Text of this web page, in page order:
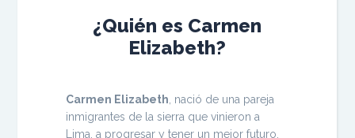
¿Quién es Carmen
Elizabeth?
Carmen Elizabeth , nació de una pareja
inmigrantes de la sierra que vinieron a
Lima, a progresar y tener un mejor futuro,